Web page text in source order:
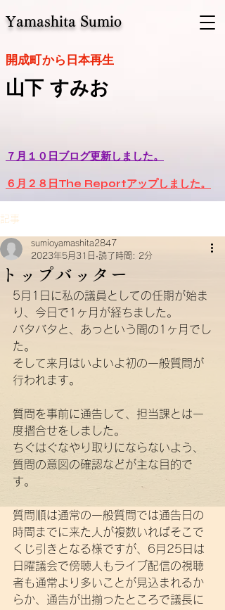
Yamashita Sumio
​開成町から日本再生
山下 すみお
６月２８日The Reportアップしました。
７月１０日ブログ更新しました。
記事
トップバッター
sumioyamashita2847
2023年5月31日 読了時間: 2分
5月1日に私の議員としての任期が始ま
り、今日で1ヶ月が経ちました。
バタバタと、あっという間の1ヶ月でし
た。
そして来月はいよいよ初の一般質問が
行われます。
質問を事前に通告して、担当課とは一
度摺合せをしました。
ちぐはぐなやり取りにならないよう、
質問の意図の確認などが主な目的で
す。
質問順は通常の一般質問では通告日の
時間までに来た人が複数いればそこで
くじ引きとなる様ですが、6月25日は
日曜議会で傍聴人もライブ配信の視聴
者も通常より多いことが見込まれるか
らか、通告が出揃ったところで議長に